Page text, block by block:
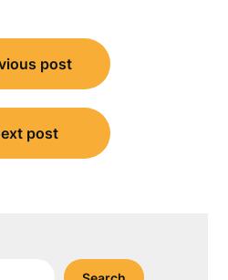
post
post